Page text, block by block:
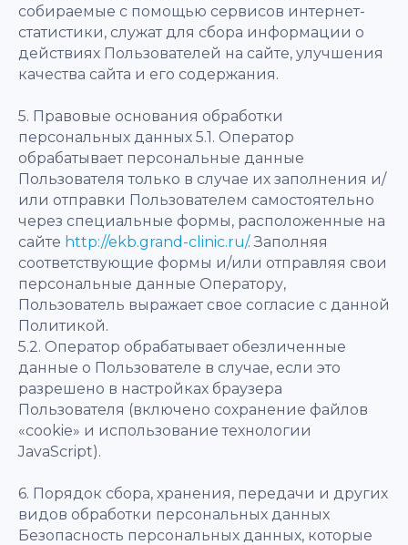
собираемые с помощью сервисов интернет-
статистики, служат для сбора информации о
действиях Пользователей на сайте, улучшения
качества сайта и его содержания.
5. Правовые основания обработки
персональных данных 5.1. Оператор
обрабатывает персональные данные
Пользователя только в случае их заполнения и/
или отправки Пользователем самостоятельно
через специальные формы, расположенные на
сайте http://ekb.grand-clinic.ru/. Заполняя
соответствующие формы и/или отправляя свои
персональные данные Оператору,
Пользователь выражает свое согласие с данной
Политикой.
5.2. Оператор обрабатывает обезличенные
данные о Пользователе в случае, если это
разрешено в настройках браузера
Пользователя (включено сохранение файлов
«cookie» и использование технологии
JavaScript).
6. Порядок сбора, хранения, передачи и других
видов обработки персональных данных
Безопасность персональных данных, которые